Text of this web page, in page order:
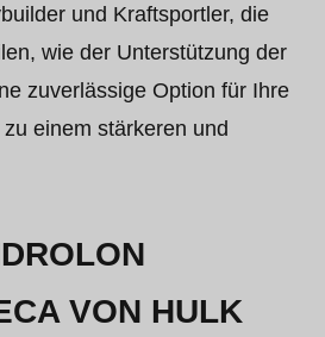
und Kraftsportler, die
wie der Unterstützung der
zuverlässige Option für Ihre
einem stärkeren und
VON HULK